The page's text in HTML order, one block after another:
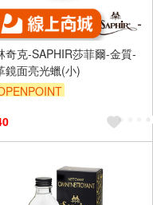
奇克-SAPHIR莎菲爾-金質-
鏡面亮光蠟(小)